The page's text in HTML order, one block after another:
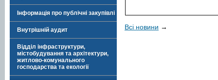
Інформація про публічні закупівлі
Внутрішній аудит
Відділ інфраструктури,
містобудування та архітектури,
житлово-комунального
господарства та екології
Всі новини →